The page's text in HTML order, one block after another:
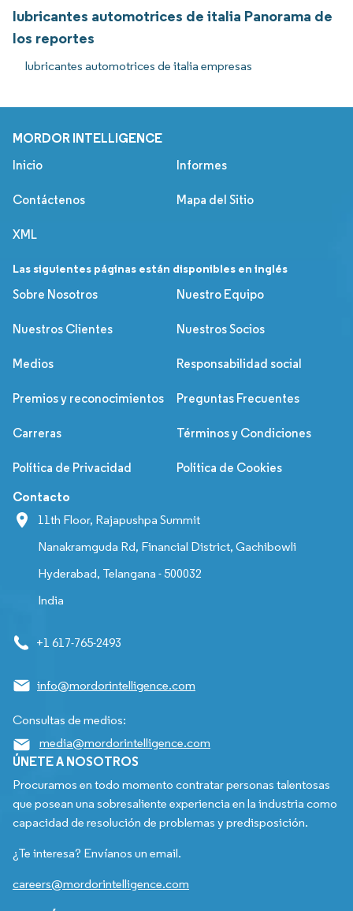
lubricantes automotrices de italia Panorama de
los reportes
lubricantes automotrices de italia empresas
MORDOR INTELLIGENCE
Inicio Informes
Contáctenos Mapa del Sitio
XML
Las siguientes páginas están disponibles en inglés
Sobre Nosotros
Nuestro Equipo
Nuestros Clientes Nuestros Socios
Medios Responsabilidad social
Premios y reconocimientos Preguntas Frecuentes
Carreras Términos y Condiciones
Política de Privacidad Política de Cookies
Contacto
11th Floor, Rajapushpa Summit
Nanakramguda Rd, Financial District, Gachibowli
Hyderabad, Telangana - 500032
India
+1 617-765-2493
info@mordorintelligence.com
Consultas de medios:
media@mordorintelligence.com
ÚNETE A NOSOTROS
Procuramos en todo momento contratar personas talentosas
que posean una sobresaliente experiencia en la industria como
capacidad de resolución de problemas y predisposición.
¿Te interesa? Envíanos un email.
careers@mordorintelligence.com